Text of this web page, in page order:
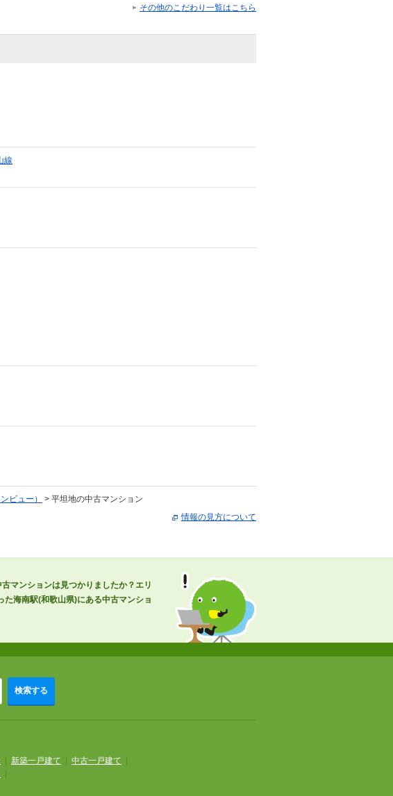
その他のこだわり一覧はこちら
線
ビュー）
> 平坦地の中古マンション
情報の見方について
マンションは見つかりましたか？エリ
海南駅(和歌山県)にある中古マンショ
検索する
新築一戸建て 中古一戸建て